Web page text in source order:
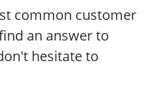
common customer
an answer to
hesitate to